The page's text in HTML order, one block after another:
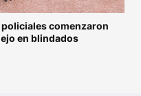
comenzaron
en blindados